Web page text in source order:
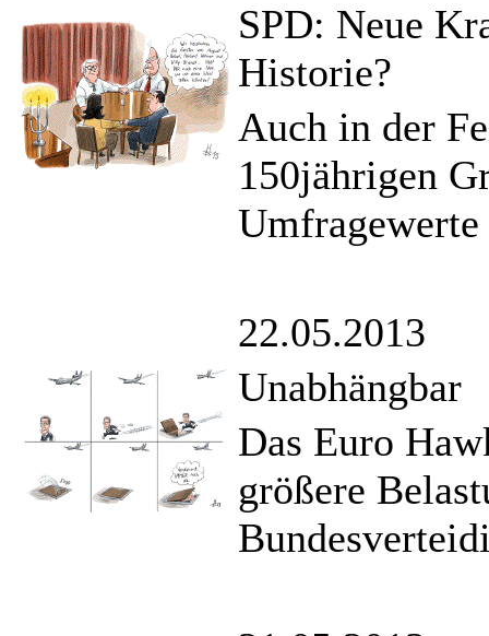
SPD: Neue
Historie?
Auch in der
150jährigen
Umfragewerte
22.05.2013
Unabhängbar
Das Euro
größere